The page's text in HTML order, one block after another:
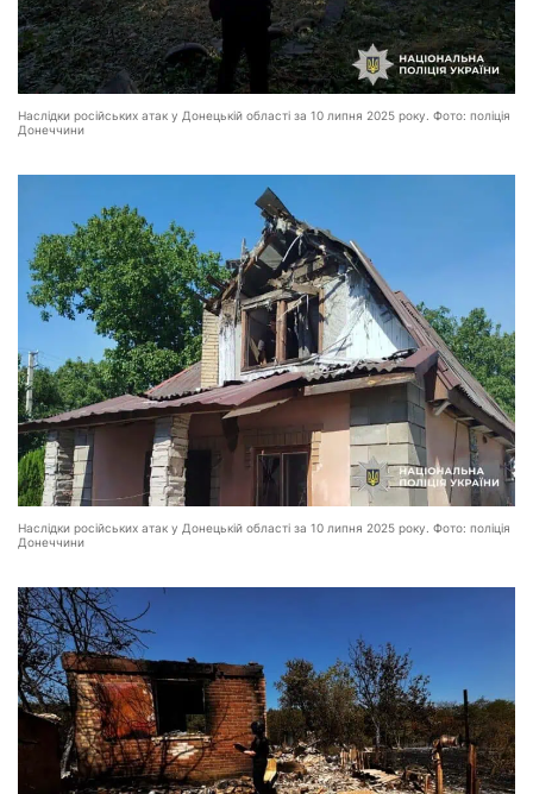
Наслідки російських атак у Донецькій області за 10 липня 2025 року. Фото: поліція
Донеччини
Наслідки російських атак у Донецькій області за 10 липня 2025 року. Фото: поліція
Донеччини